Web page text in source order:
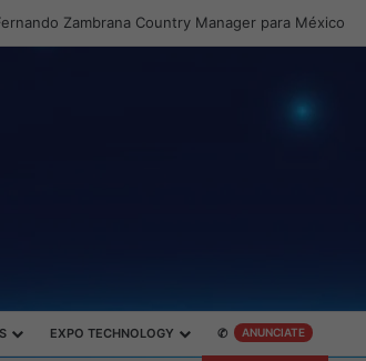
EXPO TECHNOLOGY ✆ ANUNCIATE